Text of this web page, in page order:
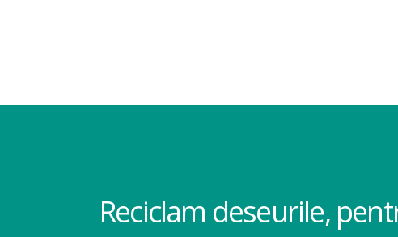
Reciclam deseurile,